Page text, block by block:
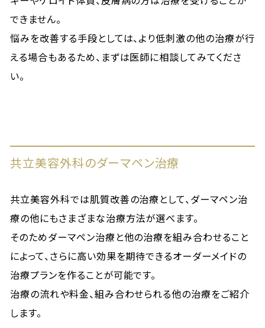
できません。
悩みを改善する手段としては、より低刺激の他の治療が行
える場合もあるため、まずは医師に相談してみてくださ
い。
共立美容外科のダーマペン治療
共立美容外科では肌質改善の治療として、ダーマペン治
療の他にもさまざまな治療方法が選べます。
そのためダーマペン治療と他の治療を組み合わせること
によって、さらに高い効果を期待できるオーダーメイドの
治療プランを作ることが可能です。
治療の流れや料金、組み合わせられる他の治療をご紹介
します。